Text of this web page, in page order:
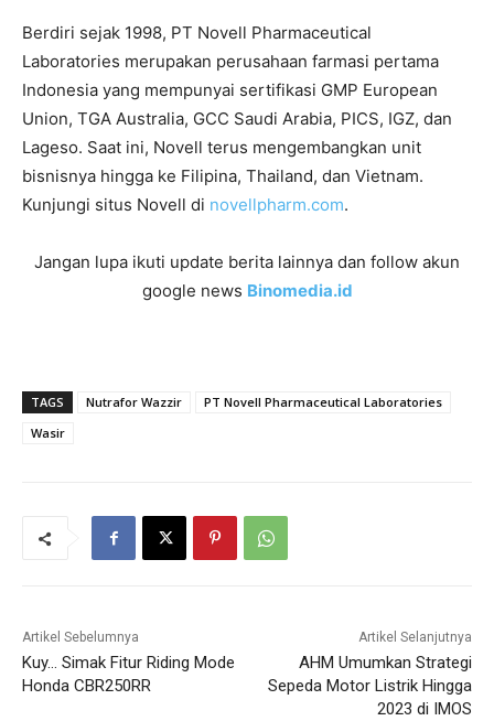
Berdiri sejak 1998, PT Novell Pharmaceutical
Laboratories merupakan perusahaan farmasi pertama
Indonesia yang mempunyai sertifikasi GMP European
Union, TGA Australia, GCC Saudi Arabia, PICS, IGZ, dan
Lageso. Saat ini, Novell terus mengembangkan unit
bisnisnya hingga ke Filipina, Thailand, dan Vietnam.
Kunjungi situs Novell di novellpharm.com.
Jangan lupa ikuti update berita lainnya dan follow akun
google news Binomedia.id
TAGS Nutrafor Wazzir
PT Novell Pharmaceutical Laboratories
Wasir
Artikel Sebelumnya
Kuy… Simak Fitur Riding Mode
Honda CBR250RR
Artikel Selanjutnya
AHM Umumkan Strategi
Sepeda Motor Listrik Hingga
2023 di IMOS